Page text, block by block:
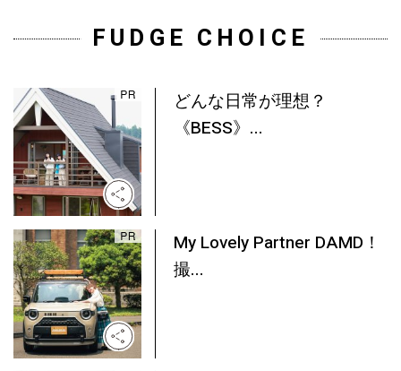
FUDGE CHOICE
どんな日常が理想？
《BESS》...
My Lovely Partner DAMD！
撮...